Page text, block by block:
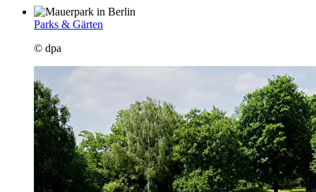
Parks & Gärten
© dpa